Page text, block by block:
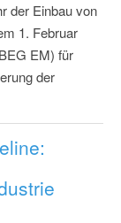
der Einbau von
1. Februar
EM) für
der